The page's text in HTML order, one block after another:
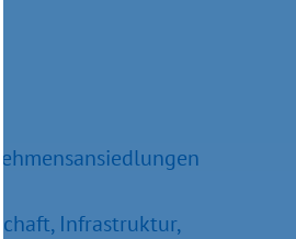
Infrastruktur,